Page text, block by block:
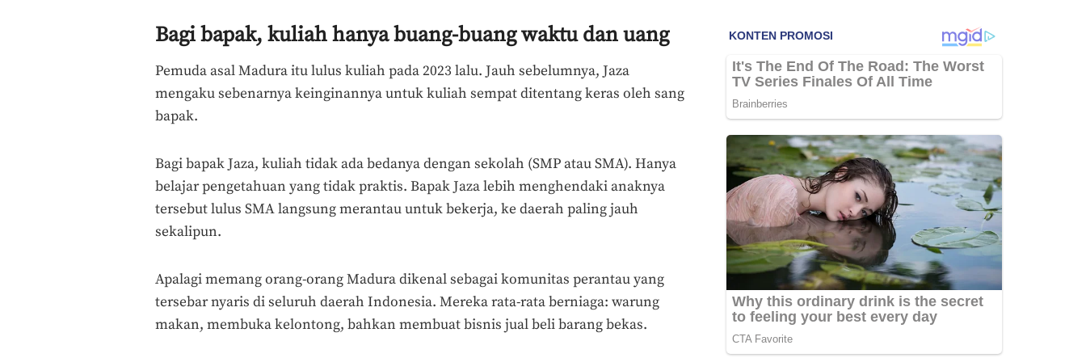
Bagi bapak, kuliah hanya buang-buang waktu dan uang
Pemuda asal Madura itu lulus kuliah pada 2023 lalu. Jauh sebelumnya, Jaza
mengaku sebenarnya keinginannya untuk kuliah sempat ditentang keras oleh sang
bapak.
Bagi bapak Jaza, kuliah tidak ada bedanya dengan sekolah (SMP atau SMA). Hanya
belajar pengetahuan yang tidak praktis. Bapak Jaza lebih menghendaki anaknya
tersebut lulus SMA langsung merantau untuk bekerja, ke daerah paling jauh
sekalipun.
Apalagi memang orang-orang Madura dikenal sebagai komunitas perantau yang
tersebar nyaris di seluruh daerah Indonesia. Mereka rata-rata berniaga: warung
makan, membuka kelontong, bahkan membuat bisnis jual beli barang bekas.